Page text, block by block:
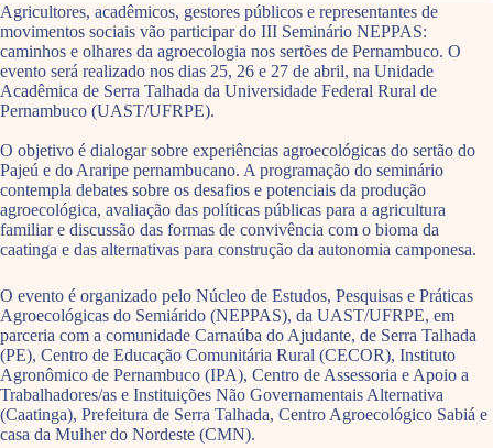
Agricultores, acadêmicos, gestores públicos e representantes de
movimentos sociais vão participar do III Seminário NEPPAS:
caminhos e olhares da agroecologia nos sertões de Pernambuco. O
evento será realizado nos dias 25, 26 e 27 de abril, na Unidade
Acadêmica de Serra Talhada da Universidade Federal Rural de
Pernambuco (UAST/UFRPE).
O objetivo é dialogar sobre experiências agroecológicas do sertão do
Pajeú e do Araripe pernambucano. A programação do seminário
contempla debates sobre os desafios e potenciais da produção
agroecológica, avaliação das políticas públicas para a agricultura
familiar e discussão das formas de convivência com o bioma da
caatinga e das alternativas para construção da autonomia camponesa.
O evento é organizado pelo Núcleo de Estudos, Pesquisas e Práticas
Agroecológicas do Semiárido (NEPPAS), da UAST/UFRPE, em
parceria com a comunidade Carnaúba do Ajudante, de Serra Talhada
(PE), Centro de Educação Comunitária Rural (CECOR), Instituto
Agronômico de Pernambuco (IPA), Centro de Assessoria e Apoio a
Trabalhadores/as e Instituições Não Governamentais Alternativa
(Caatinga), Prefeitura de Serra Talhada, Centro Agroecológico Sabiá e
casa da Mulher do Nordeste (CMN).